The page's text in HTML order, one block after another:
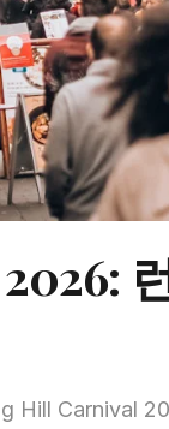
Hill Carnival